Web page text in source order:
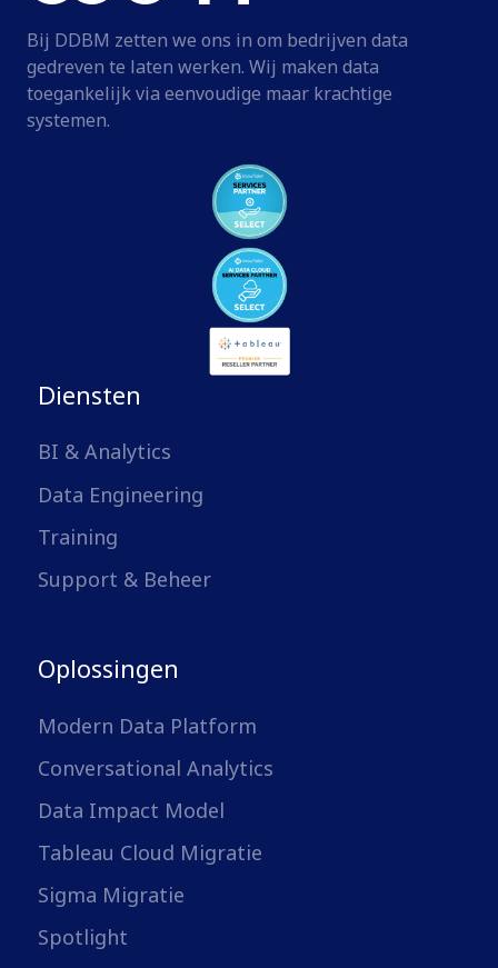
Bij DDBM zetten we ons in om bedrijven data
gedreven te laten werken. Wij maken data
toegankelijk via eenvoudige maar krachtige
systemen.
Diensten
BI & Analytics
Data Engineering
Training
Support & Beheer
Oplossingen
Modern Data Platform
Conversational Analytics
Data Impact Model
Tableau Cloud Migratie
Sigma Migratie
Spotlight